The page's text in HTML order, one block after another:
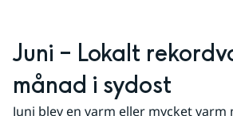
Juni – Lokalt
månad i sydost
Juni blev en varm eller mycket varm